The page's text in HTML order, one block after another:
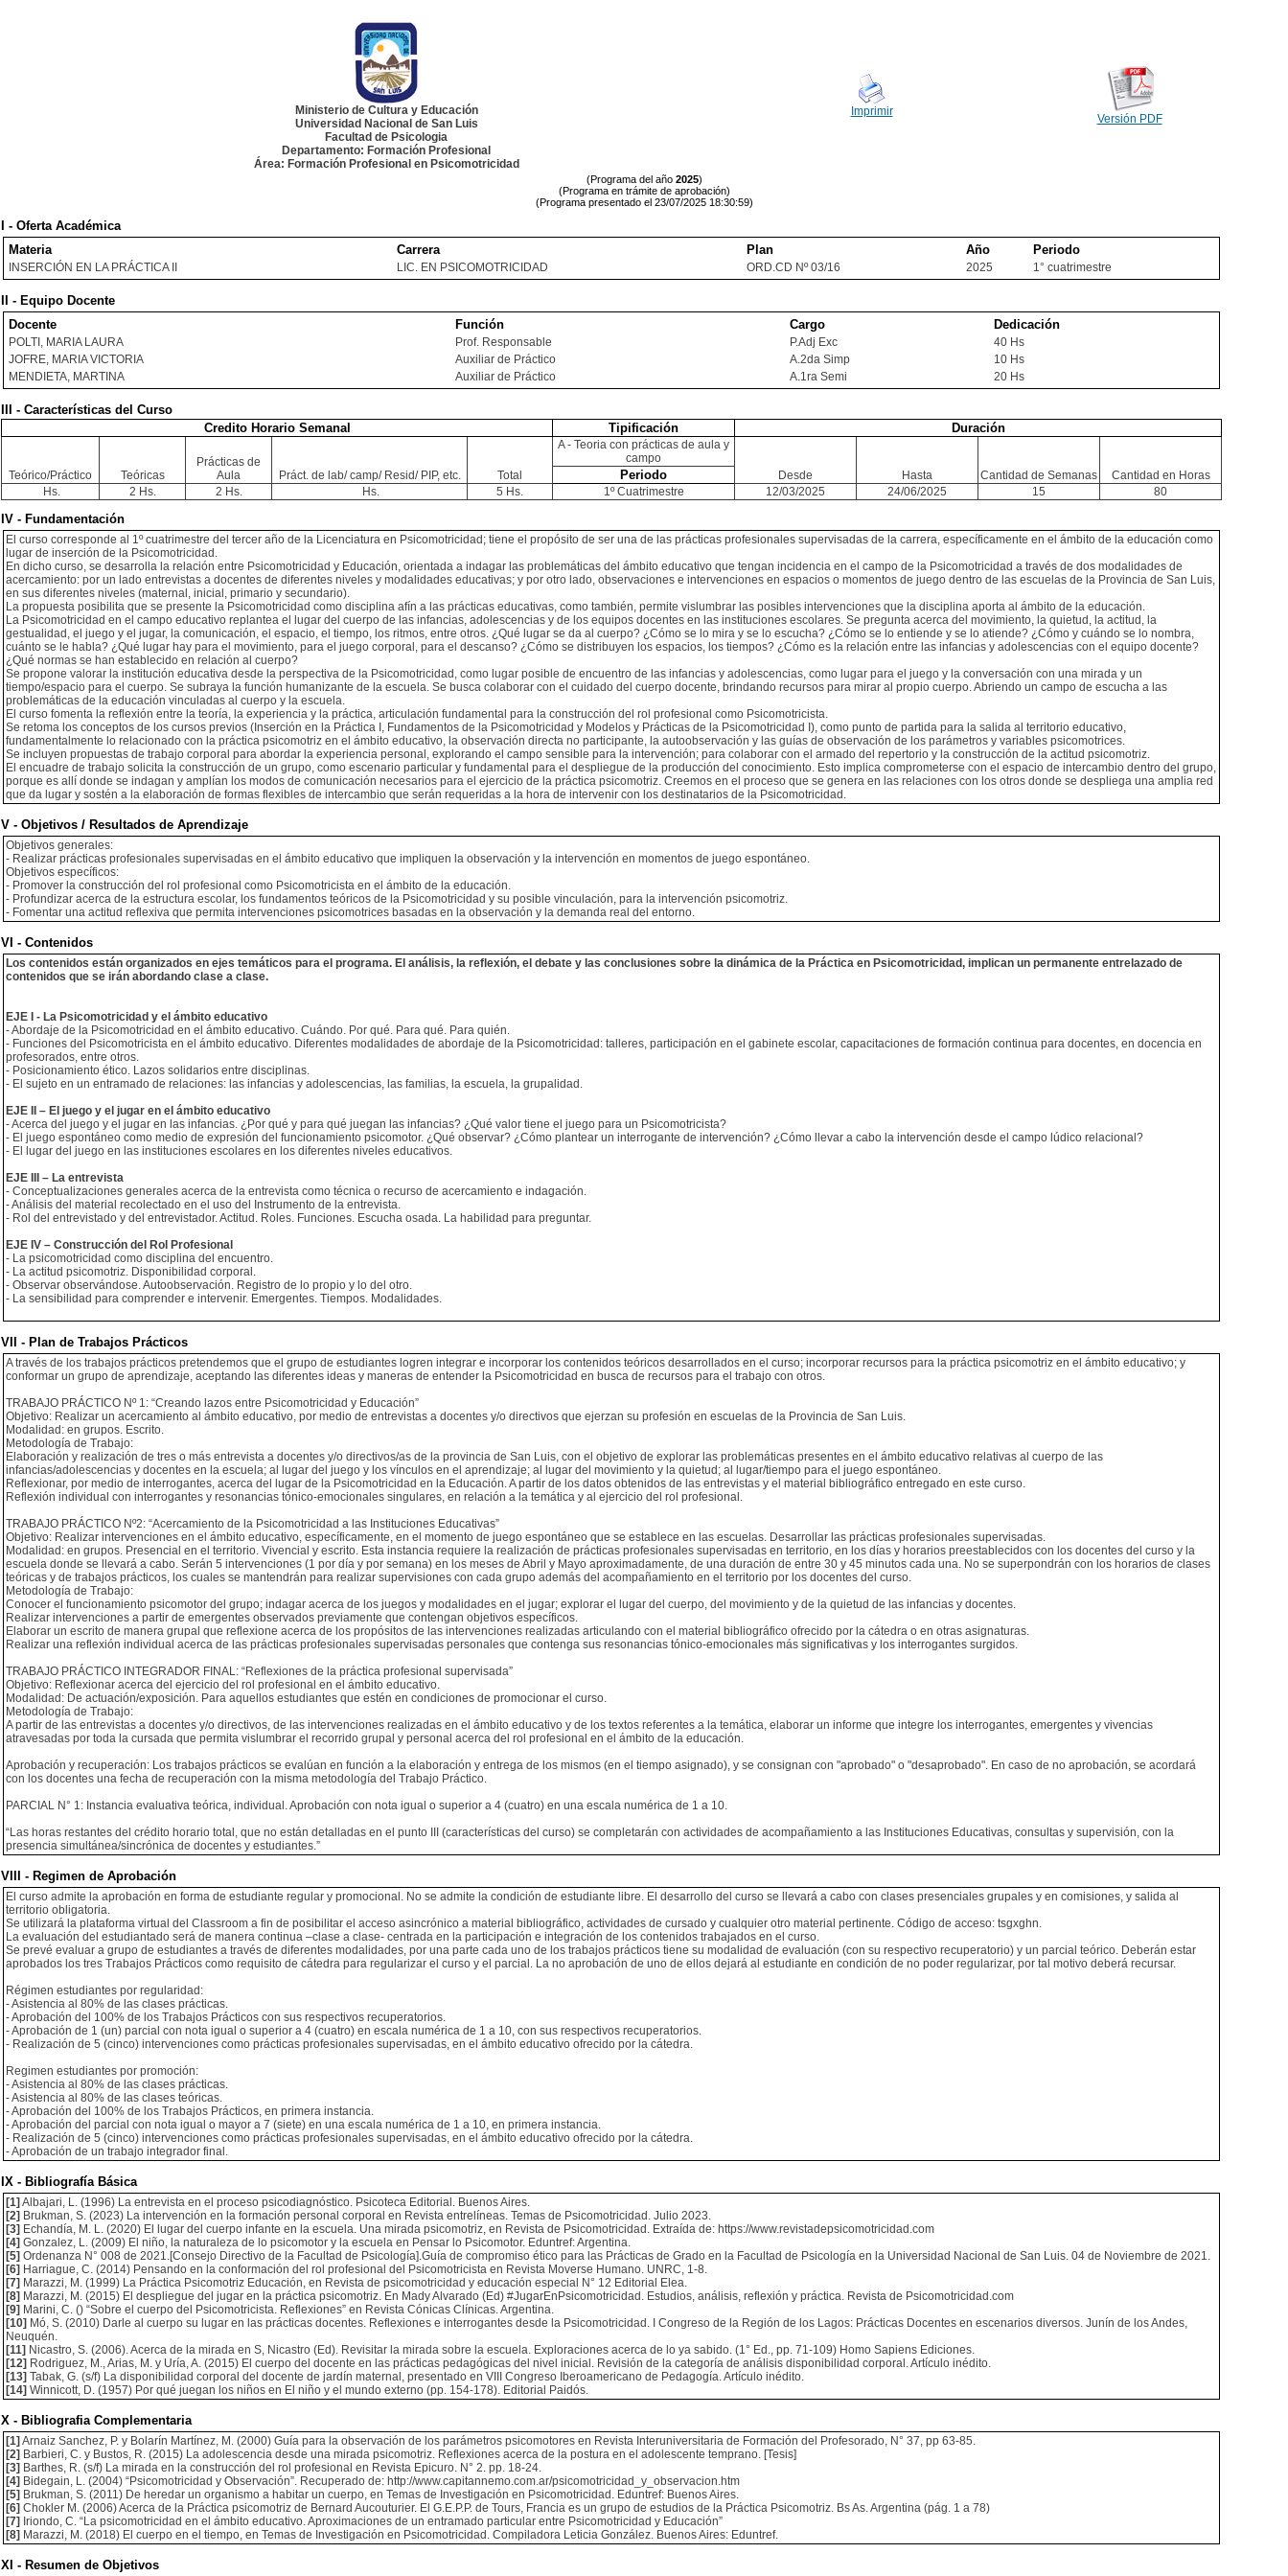
Ministerio de Cultura y Educación
Universidad Nacional de San Luis
Facultad de Psicologia
Departamento: Formación Profesional
Área: Formación Profesional en Psicomotricidad
Imprimir
Versión PDF
(Programa del año 2025)
(Programa en trámite de aprobación)
(Programa presentado el 23/07/2025 18:30:59)
I - Oferta Académica
Materia
Carrera Plan Año Periodo
INSERCIÓN EN LA PRÁCTICA II LIC. EN PSICOMOTRICIDAD ORD.CD Nº 03/16 2025 1° cuatrimestre
II - Equipo Docente
Docente
Función Cargo Dedicación
POLTI, MARIA LAURA Prof. Responsable P.Adj Exc
40 Hs
JOFRE, MARIA VICTORIA
Auxiliar de Práctico A.2da Simp
10 Hs
MENDIETA, MARTINA
Auxiliar de Práctico A.1ra Semi 20 Hs
III - Características del Curso
Credito Horario Semanal
Tipificación Duración
Teórico/Práctico Teóricas
Prácticas de
Aula
Práct. de lab/ camp/ Resid/ PIP, etc. Total
A - Teoria con prácticas de aula y
campo
Desde
Hasta Cantidad de Semanas Cantidad en Horas
Periodo
Hs. 2 Hs. 2 Hs. Hs. 5 Hs. 1º Cuatrimestre 12/03/2025 24/06/2025 15 80
IV - Fundamentación
El curso corresponde al 1º cuatrimestre del tercer año de la Licenciatura en Psicomotricidad; tiene el propósito de ser una de las prácticas profesionales supervisadas de la carrera, específicamente en el ámbito de la educación como
lugar de inserción de la Psicomotricidad.
En dicho curso, se desarrolla la relación entre Psicomotricidad y Educación, orientada a indagar las problemáticas del ámbito educativo que tengan incidencia en el campo de la Psicomotricidad a través de dos modalidades de
acercamiento: por un lado entrevistas a docentes de diferentes niveles y modalidades educativas; y por otro lado, observaciones e intervenciones en espacios o momentos de juego dentro de las escuelas de la Provincia de San Luis,
en sus diferentes niveles (maternal, inicial, primario y secundario).
La propuesta posibilita que se presente la Psicomotricidad como disciplina afín a las prácticas educativas, como también, permite vislumbrar las posibles intervenciones que la disciplina aporta al ámbito de la educación.
La Psicomotricidad en el campo educativo replantea el lugar del cuerpo de las infancias, adolescencias y de los equipos docentes en las instituciones escolares. Se pregunta acerca del movimiento, la quietud, la actitud, la
gestualidad, el juego y el jugar, la comunicación, el espacio, el tiempo, los ritmos, entre otros. ¿Qué lugar se da al cuerpo? ¿Cómo se lo mira y se lo escucha? ¿Cómo se lo entiende y se lo atiende? ¿Cómo y cuándo se lo nombra,
cuánto se le habla? ¿Qué lugar hay para el movimiento, para el juego corporal, para el descanso? ¿Cómo se distribuyen los espacios, los tiempos? ¿Cómo es la relación entre las infancias y adolescencias con el equipo docente?
¿Qué normas se han establecido en relación al cuerpo?
Se propone valorar la institución educativa desde la perspectiva de la Psicomotricidad, como lugar posible de encuentro de las infancias y adolescencias, como lugar para el juego y la conversación con una mirada y un
tiempo/espacio para el cuerpo. Se subraya la función humanizante de la escuela. Se busca colaborar con el cuidado del cuerpo docente, brindando recursos para mirar al propio cuerpo. Abriendo un campo de escucha a las
problemáticas de la educación vinculadas al cuerpo y la escuela.
El curso fomenta la reflexión entre la teoría, la experiencia y la práctica, articulación fundamental para la construcción del rol profesional como Psicomotricista.
Se retoma los conceptos de los cursos previos (Inserción en la Práctica I, Fundamentos de la Psicomotricidad y Modelos y Prácticas de la Psicomotricidad I), como punto de partida para la salida al territorio educativo,
fundamentalmente lo relacionado con la práctica psicomotriz en el ámbito educativo, la observación directa no participante, la autoobservación y las guías de observación de los parámetros y variables psicomotrices.
Se incluyen propuestas de trabajo corporal para abordar la experiencia personal, explorando el campo sensible para la intervención; para colaborar con el armado del repertorio y la construcción de la actitud psicomotriz.
El encuadre de trabajo solicita la construcción de un grupo, como escenario particular y fundamental para el despliegue de la producción del conocimiento. Esto implica comprometerse con el espacio de intercambio dentro del grupo,
porque es allí donde se indagan y amplían los modos de comunicación necesarios para el ejercicio de la práctica psicomotriz. Creemos en el proceso que se genera en las relaciones con los otros donde se despliega una amplia red
que da lugar y sostén a la elaboración de formas flexibles de intercambio que serán requeridas a la hora de intervenir con los destinatarios de la Psicomotricidad.
V - Objetivos / Resultados de Aprendizaje
Objetivos generales:
- Realizar prácticas profesionales supervisadas en el ámbito educativo que impliquen la observación y la intervención en momentos de juego espontáneo.
Objetivos específicos:
- Promover la construcción del rol profesional como Psicomotricista en el ámbito de la educación.
- Profundizar acerca de la estructura escolar, los fundamentos teóricos de la Psicomotricidad y su posible vinculación, para la intervención psicomotriz.
- Fomentar una actitud reflexiva que permita intervenciones psicomotrices basadas en la observación y la demanda real del entorno.
VI - Contenidos
Los contenidos están organizados en ejes temáticos para el programa. El análisis, la reflexión, el debate y las conclusiones sobre la dinámica de la Práctica en Psicomotricidad, implican un permanente entrelazado de
contenidos que se irán abordando clase a clase.
EJE I - La Psicomotricidad y el ámbito educativo
- Abordaje de la Psicomotricidad en el ámbito educativo. Cuándo. Por qué. Para qué. Para quién.
- Funciones del Psicomotricista en el ámbito educativo. Diferentes modalidades de abordaje de la Psicomotricidad: talleres, participación en el gabinete escolar, capacitaciones de formación continua para docentes, en docencia en
profesorados, entre otros.
- Posicionamiento ético. Lazos solidarios entre disciplinas.
- El sujeto en un entramado de relaciones: las infancias y adolescencias, las familias, la escuela, la grupalidad.
EJE II – El juego y el jugar en el ámbito educativo
- Acerca del juego y el jugar en las infancias. ¿Por qué y para qué juegan las infancias? ¿Qué valor tiene el juego para un Psicomotricista?
- El juego espontáneo como medio de expresión del funcionamiento psicomotor. ¿Qué observar? ¿Cómo plantear un interrogante de intervención? ¿Cómo llevar a cabo la intervención desde el campo lúdico relacional?
- El lugar del juego en las instituciones escolares en los diferentes niveles educativos.
EJE III – La entrevista
- Conceptualizaciones generales acerca de la entrevista como técnica o recurso de acercamiento e indagación.
- Análisis del material recolectado en el uso del Instrumento de la entrevista.
- Rol del entrevistado y del entrevistador. Actitud. Roles. Funciones. Escucha osada. La habilidad para preguntar.
EJE IV – Construcción del Rol Profesional
- La psicomotricidad como disciplina del encuentro.
- La actitud psicomotriz. Disponibilidad corporal.
- Observar observándose. Autoobservación. Registro de lo propio y lo del otro.
- La sensibilidad para comprender e intervenir. Emergentes. Tiempos. Modalidades.
VII - Plan de Trabajos Prácticos
A través de los trabajos prácticos pretendemos que el grupo de estudiantes logren integrar e incorporar los contenidos teóricos desarrollados en el curso; incorporar recursos para la práctica psicomotriz en el ámbito educativo; y
conformar un grupo de aprendizaje, aceptando las diferentes ideas y maneras de entender la Psicomotricidad en busca de recursos para el trabajo con otros.
TRABAJO PRÁCTICO Nº 1: “Creando lazos entre Psicomotricidad y Educación”
Objetivo: Realizar un acercamiento al ámbito educativo, por medio de entrevistas a docentes y/o directivos que ejerzan su profesión en escuelas de la Provincia de San Luis.
Modalidad: en grupos. Escrito.
Metodología de Trabajo:
Elaboración y realización de tres o más entrevista a docentes y/o directivos/as de la provincia de San Luis, con el objetivo de explorar las problemáticas presentes en el ámbito educativo relativas al cuerpo de las
infancias/adolescencias y docentes en la escuela; al lugar del juego y los vínculos en el aprendizaje; al lugar del movimiento y la quietud; al lugar/tiempo para el juego espontáneo.
Reflexionar, por medio de interrogantes, acerca del lugar de la Psicomotricidad en la Educación. A partir de los datos obtenidos de las entrevistas y el material bibliográfico entregado en este curso.
Reflexión individual con interrogantes y resonancias tónico-emocionales singulares, en relación a la temática y al ejercicio del rol profesional.
TRABAJO PRÁCTICO Nº2: “Acercamiento de la Psicomotricidad a las Instituciones Educativas”
Objetivo: Realizar intervenciones en el ámbito educativo, específicamente, en el momento de juego espontáneo que se establece en las escuelas. Desarrollar las prácticas profesionales supervisadas.
Modalidad: en grupos. Presencial en el territorio. Vivencial y escrito. Esta instancia requiere la realización de prácticas profesionales supervisadas en territorio, en los días y horarios preestablecidos con los docentes del curso y la
escuela donde se llevará a cabo. Serán 5 intervenciones (1 por día y por semana) en los meses de Abril y Mayo aproximadamente, de una duración de entre 30 y 45 minutos cada una. No se superpondrán con los horarios de clases
teóricas y de trabajos prácticos, los cuales se mantendrán para realizar supervisiones con cada grupo además del acompañamiento en el territorio por los docentes del curso.
Metodología de Trabajo:
Conocer el funcionamiento psicomotor del grupo; indagar acerca de los juegos y modalidades en el jugar; explorar el lugar del cuerpo, del movimiento y de la quietud de las infancias y docentes.
Realizar intervenciones a partir de emergentes observados previamente que contengan objetivos específicos.
Elaborar un escrito de manera grupal que reflexione acerca de los propósitos de las intervenciones realizadas articulando con el material bibliográfico ofrecido por la cátedra o en otras asignaturas.
Realizar una reflexión individual acerca de las prácticas profesionales supervisadas personales que contenga sus resonancias tónico-emocionales más significativas y los interrogantes surgidos.
TRABAJO PRÁCTICO INTEGRADOR FINAL: “Reflexiones de la práctica profesional supervisada”
Objetivo: Reflexionar acerca del ejercicio del rol profesional en el ámbito educativo.
Modalidad: De actuación/exposición. Para aquellos estudiantes que estén en condiciones de promocionar el curso.
Metodología de Trabajo:
A partir de las entrevistas a docentes y/o directivos, de las intervenciones realizadas en el ámbito educativo y de los textos referentes a la temática, elaborar un informe que integre los interrogantes, emergentes y vivencias
atravesadas por toda la cursada que permita vislumbrar el recorrido grupal y personal acerca del rol profesional en el ámbito de la educación.
Aprobación y recuperación: Los trabajos prácticos se evalúan en función a la elaboración y entrega de los mismos (en el tiempo asignado), y se consignan con "aprobado" o "desaprobado". En caso de no aprobación, se acordará
con los docentes una fecha de recuperación con la misma metodología del Trabajo Práctico.
PARCIAL N° 1: Instancia evaluativa teórica, individual. Aprobación con nota igual o superior a 4 (cuatro) en una escala numérica de 1 a 10.
“Las horas restantes del crédito horario total, que no están detalladas en el punto III (características del curso) se completarán con actividades de acompañamiento a las Instituciones Educativas, consultas y supervisión, con la
presencia simultánea/sincrónica de docentes y estudiantes.”
VIII - Regimen de Aprobación
El curso admite la aprobación en forma de estudiante regular y promocional. No se admite la condición de estudiante libre. El desarrollo del curso se llevará a cabo con clases presenciales grupales y en comisiones, y salida al
territorio obligatoria.
Se utilizará la plataforma virtual del Classroom a fin de posibilitar el acceso asincrónico a material bibliográfico, actividades de cursado y cualquier otro material pertinente. Código de acceso: tsgxghn.
La evaluación del estudiantado será de manera continua –clase a clase- centrada en la participación e integración de los contenidos trabajados en el curso.
Se prevé evaluar a grupo de estudiantes a través de diferentes modalidades, por una parte cada uno de los trabajos prácticos tiene su modalidad de evaluación (con su respectivo recuperatorio) y un parcial teórico. Deberán estar
aprobados los tres Trabajos Prácticos como requisito de cátedra para regularizar el curso y el parcial. La no aprobación de uno de ellos dejará al estudiante en condición de no poder regularizar, por tal motivo deberá recursar.
Régimen estudiantes por regularidad:
- Asistencia al 80% de las clases prácticas.
- Aprobación del 100% de los Trabajos Prácticos con sus respectivos recuperatorios.
- Aprobación de 1 (un) parcial con nota igual o superior a 4 (cuatro) en escala numérica de 1 a 10, con sus respectivos recuperatorios.
- Realización de 5 (cinco) intervenciones como prácticas profesionales supervisadas, en el ámbito educativo ofrecido por la cátedra.
Regimen estudiantes por promoción:
- Asistencia al 80% de las clases prácticas.
- Asistencia al 80% de las clases teóricas.
- Aprobación del 100% de los Trabajos Prácticos, en primera instancia.
- Aprobación del parcial con nota igual o mayor a 7 (siete) en una escala numérica de 1 a 10, en primera instancia.
- Realización de 5 (cinco) intervenciones como prácticas profesionales supervisadas, en el ámbito educativo ofrecido por la cátedra.
- Aprobación de un trabajo integrador final.
IX - Bibliografía Básica
[1] Albajari, L. (1996) La entrevista en el proceso psicodiagnóstico. Psicoteca Editorial. Buenos Aires.
[2] Brukman, S. (2023) La intervención en la formación personal corporal en Revista entrelíneas. Temas de Psicomotricidad. Julio 2023.
[3] Echandía, M. L. (2020) El lugar del cuerpo infante en la escuela. Una mirada psicomotriz, en Revista de Psicomotricidad. Extraída de: https://www.revistadepsicomotricidad.com
[4] Gonzalez, L. (2009) El niño, la naturaleza de lo psicomotor y la escuela en Pensar lo Psicomotor. Eduntref: Argentina.
[5] Ordenanza N° 008 de 2021.[Consejo Directivo de la Facultad de Psicología].Guía de compromiso ético para las Prácticas de Grado en la Facultad de Psicología en la Universidad Nacional de San Luis. 04 de Noviembre de 2021.
[6] Harriague, C. (2014) Pensando en la conformación del rol profesional del Psicomotricista en Revista Moverse Humano. UNRC, 1-8.
[7] Marazzi, M. (1999) La Práctica Psicomotriz Educación, en Revista de psicomotricidad y educación especial N° 12 Editorial Elea.
[8] Marazzi, M. (2015) El despliegue del jugar en la práctica psicomotriz. En Mady Alvarado (Ed) #JugarEnPsicomotricidad. Estudios, análisis, reflexión y práctica. Revista de Psicomotricidad.com
[9] Marini, C. () “Sobre el cuerpo del Psicomotricista. Reflexiones” en Revista Cónicas Clínicas. Argentina.
[10] Mó, S. (2010) Darle al cuerpo su lugar en las prácticas docentes. Reflexiones e interrogantes desde la Psicomotricidad. I Congreso de la Región de los Lagos: Prácticas Docentes en escenarios diversos. Junín de los Andes,
Neuquén.
[11] Nicastro, S. (2006). Acerca de la mirada en S, Nicastro (Ed). Revisitar la mirada sobre la escuela. Exploraciones acerca de lo ya sabido. (1° Ed., pp. 71-109) Homo Sapiens Ediciones.
[12] Rodriguez, M., Arias, M. y Uría, A. (2015) El cuerpo del docente en las prácticas pedagógicas del nivel inicial. Revisión de la categoría de análisis disponibilidad corporal. Artículo inédito.
[13] Tabak, G. (s/f) La disponibilidad corporal del docente de jardín maternal, presentado en VIII Congreso Iberoamericano de Pedagogía. Artículo inédito.
[14] Winnicott, D. (1957) Por qué juegan los niños en El niño y el mundo externo (pp. 154-178). Editorial Paidós.
X - Bibliografia Complementaria
[1] Arnaiz Sanchez, P. y Bolarín Martínez, M. (2000) Guía para la observación de los parámetros psicomotores en Revista Interuniversitaria de Formación del Profesorado, N° 37, pp 63-85.
[2] Barbieri, C. y Bustos, R. (2015) La adolescencia desde una mirada psicomotriz. Reflexiones acerca de la postura en el adolescente temprano. [Tesis]
[3] Barthes, R. (s/f) La mirada en la construcción del rol profesional en Revista Epicuro. N° 2. pp. 18-24.
[4] Bidegain, L. (2004) “Psicomotricidad y Observación”. Recuperado de: http://www.capitannemo.com.ar/psicomotricidad_y_observacion.htm
[5] Brukman, S. (2011) De heredar un organismo a habitar un cuerpo, en Temas de Investigación en Psicomotricidad. Eduntref: Buenos Aires.
[6] Chokler M. (2006) Acerca de la Práctica psicomotriz de Bernard Aucouturier. El G.E.P.P. de Tours, Francia es un grupo de estudios de la Práctica Psicomotriz. Bs As. Argentina (pág. 1 a 78)
[7] Iriondo, C. “La psicomotricidad en el ámbito educativo. Aproximaciones de un entramado particular entre Psicomotricidad y Educación”
[8] Marazzi, M. (2018) El cuerpo en el tiempo, en Temas de Investigación en Psicomotricidad. Compiladora Leticia González. Buenos Aires: Eduntref.
XI - Resumen de Objetivos